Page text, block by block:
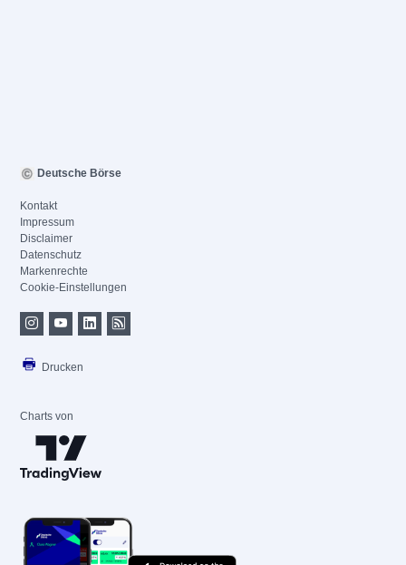
Deutsche Börse
Kontakt
Impressum
Disclaimer
Datenschutz
Markenrechte
Cookie-Einstellungen
Drucken
Charts von